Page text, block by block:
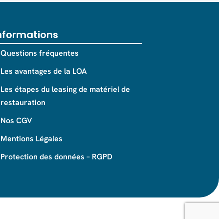
Questions fréquentes
Les avantages de la LOA
Les étapes du leasing de matériel de
restauration
Nos CGV
Mentions Légales
Protection des données – RGPD